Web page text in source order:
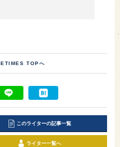
TOPへ
このライターの記事一覧
ライター一覧へ